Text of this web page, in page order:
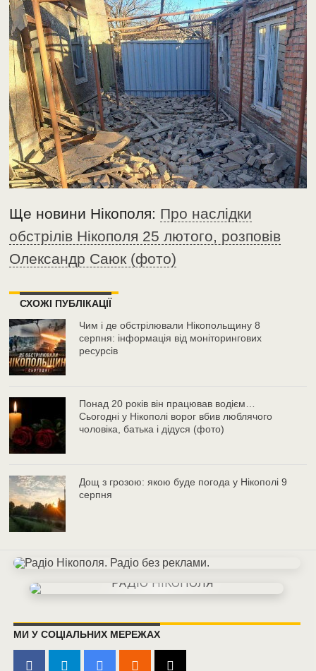
Ще новини Нікополя: Про наслідки
обстрілів Нікополя 25 лютого, розповів
Олександр Саюк (фото)
СХОЖІ ПУБЛІКАЦІЇ
Чим і де обстрілювали Нікопольщину 8
серпня: інформація від моніторингових
ресурсів
Понад 20 років він працював водієм…
Сьогодні у Нікополі ворог вбив люблячого
чоловіка, батька і дідуся (фото)
Дощ з грозою: якою буде погода у Нікополі 9
серпня
МИ У СОЦІАЛЬНИХ МЕРЕЖАХ